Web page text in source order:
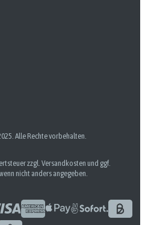
Alle Rechte vorbehalten.
zzgl. Versandkosten und ggf.
nicht anders angegeben.